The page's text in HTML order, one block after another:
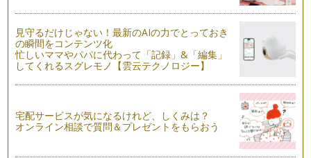
美ママのみなさま、こんにちは♪ 暑い日が続いていますね。
…
美ママ親子の夏休みヘルスレッスン♪
美ママのみなさん、こんにちは♪ お子さまが、幼稚園・小学
美ママの親子のお肌レッスン！
美ママのみなさま、こんにちは♪ 陽射しが強く、汗もかきやす
見守るだけじゃない！最新のAIの力でとっておき
の瞬間をコンテンツ化
忙しいママやパパに代わって「記録」&「編集」
してくれるスグレモノ【雲云テクノロジー】
宅配サービスが気になるけれど、しくみは？
オンライン相談で質問＆プレゼントをもらおう